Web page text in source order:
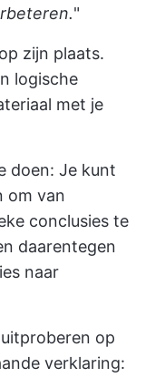
"
zijn plaats.
logische
met je
doen: Je kunt
om van
conclusies te
daarentegen
naar
op
verklaring: